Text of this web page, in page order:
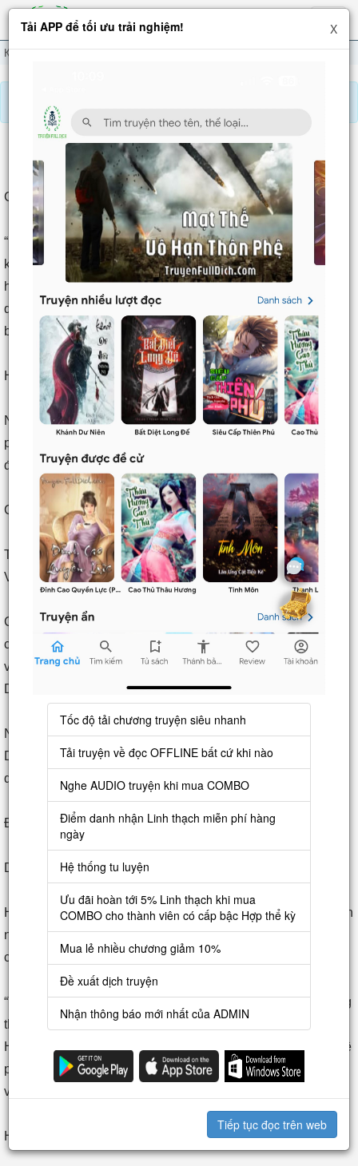
Hiện
menu
Kiếm Đạo Đệ Nhất Tiên Chương 47
KIẾM ĐẠO ĐỆ NHẤT TIÊN
Chương 47: Lão thái quân cho mời (1)
Chương 47: Lão thái quân cho mời (1)
“Phụ thân nói không sai, Tô Dịch là người thâm tàng bất lộ,
không thể dùng lẽ thường để cân nhắc, nếu không, lấy quan
hệ hắn ngày hôm qua ở lầu Tụ Tiên biểu hiện ra, một năm
qua, căn bản không cần nán lại Văn gia, làm một người ở rể
bị người ta xem nhẹ.”
Hoàng Càn Tuấn thầm nghĩ.
Ngày hôm qua sau khi từ lầu Tụ Tiên quay về nhà, hắn cùng
phụ thân Hoàng Vân Xung tiến hành nói chuyện dài đến một
đêm.
Cuối cùng, cha con hai người ra kết luận tương tự ——
Tô Dịch đã có được năng lực lớn như thế, còn cam tâm ở lại
Văn gia, trong đó tất có ẩn tình!
Cho nên hôm nay khi hắn cùng phụ thân Hoàng Vân Xung
cùng nhau tiến đến, chưa chủ động đi bắt chuyện quá nhiều
với Tô Dịch, sợ gây ra động tĩnh gì, làm một số việc của Tô
Dịch bại lộ ra.
Ngay cả vừa rồi lúc tặng lễ, cũng đều là mang một đôi “Cửu
Diệp Vương Sâm” giao cho vợ chồng Văn Trường Thái, lại
do bọn họ chuyển giao cho vợ chồng Tô Dịch.
Đương nhiên, Văn Linh Chiêu là nhân tiện.
Dù sao tặng lễ cũng là cần danh nghĩa.
Hoàng Càn Tuấn cũng phát hiện, Niếp Bắc Hổ, Phó Sơn hiển
nhiên cũng đoán ra, Tô Dịch không muốn bại lộ một số việc,
cho nên ở lúc trước đến dự tiệc, đều rất ăn ý “diễn trò” !
“Tất cả mọi người trên dưới Văn gia này sợ là căn bản không
thể ngờ được, không chỉ ta cùng phụ thân, ngay cả Niếp Bắc
Hổ cùng Phó Sơn hai vị đại nhân vật, thật ra đều là hướng về
phía mặt mũi Tô Dịch mới đến... Ha ha, thế này cũng quá thú
vị rồi!”
Hoàng Càn Tuấn trộm vui.
Tải APP để tối ưu trải nghiệm! X
Tốc độ tải chương truyện siêu nhanh
Tải truyện về đọc OFFLINE bất cứ khi nào
Nghe AUDIO truyện khi mua COMBO
Điểm danh nhận Linh thạch miễn phí hàng
ngày
Hệ thống tu luyện
Ưu đãi hoàn tới 5% Linh thạch khi mua
COMBO cho thành viên có cấp bậc Hợp thể kỳ
Mua lẻ nhiều chương giảm 10%
Đề xuất dịch truyện
Nhận thông báo mới nhất của ADMIN
Tiếp tục đọc trên web